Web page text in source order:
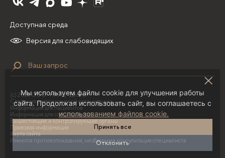
Версия для слабовидящих
Доступная среда
(с) 2026 ООО "НИЛЦ "Деома"
Сведения о медицинской организации
Информация для пациентов
Информация для специалистов
Вышестоящие и контролирующие органы
Правовая информация
Карта сайта
Имеются противопоказания, необходима консультация специалиста
Мы используем файлы cookie для улучшения работы
сайта. Продолжая использовать сайт, вы соглашаетесь с
использованием файлов cookie.
Принять все
Отклонить